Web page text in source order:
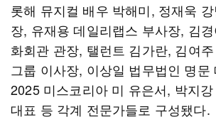
롯해 뮤지컬 배우 박해미, 정재욱
장, 유재용 데일리랩스 부사장, 김
화회관 관장, 탤런트 김가란, 김여
그룹 이사장, 이상일 법무법인 명문
2025 미스코리아 미 유은서, 박지
대표 등 각계 전문가들로 구성됐다.